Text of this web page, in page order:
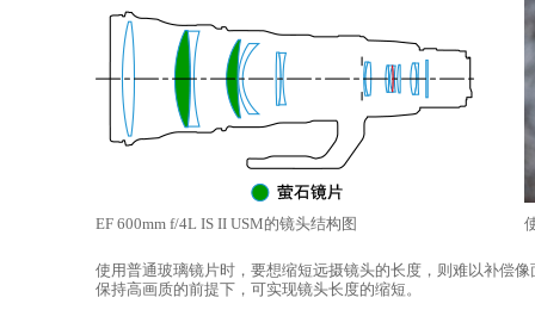
EF 600mm f/4L IS II USM的镜头结构图
使用普通玻璃镜片时，要想缩短远摄镜头的长度，则难以补偿
保持高画质的前提下，可实现镜头长度的缩短。